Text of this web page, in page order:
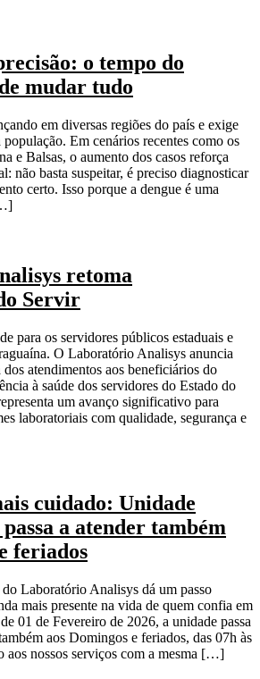
o tempo do
mudar tudo
em diversas regiões do país e exige
Em cenários recentes como os
e Balsas, o aumento dos casos reforça
não basta suspeitar, é preciso diagnosticar
certo. Isso porque a dengue é uma
retoma
Servir
para os servidores públicos estaduais e
O Laboratório Analisys anuncia
atendimentos aos beneficiários do
à saúde dos servidores do Estado do
um avanço significativo para
laboratoriais com qualidade, segurança e
cuidado: Unidade
a atender também
feriados
Laboratório Analisys dá um passo
mais presente na vida de quem confia em
01 de Fevereiro de 2026, a unidade passa
aos Domingos e feriados, das 07h às
aos nossos serviços com a mesma […]